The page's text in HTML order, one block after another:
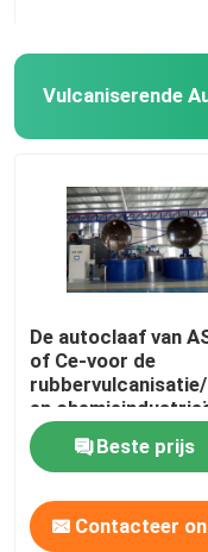
Producten
Video's
Over ons
Fabriekstocht
Kwaliteitscontrole
Vulcaniserende
De autoclaaf van
of Ce-voor de
en
Beste prijs
Contacteer